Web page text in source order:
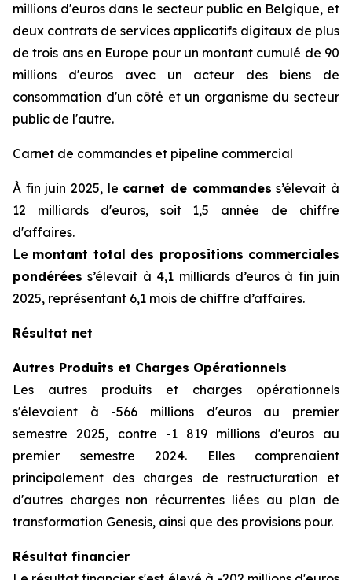
millions d'euros dans le secteur public en Belgique, et
deux contrats de services applicatifs digitaux de plus
de trois ans en Europe pour un montant cumulé de 90
millions d'euros avec un acteur des biens de
consommation d'un côté et un organisme du secteur
public de l'autre.
Carnet de commandes et pipeline commercial
À fin juin 2025, le carnet de commandes s’élevait à
12 milliards d'euros, soit 1,5 année de chiffre
d'affaires.
Le montant total des propositions commerciales
pondérées s’élevait à 4,1 milliards d’euros à fin juin
2025, représentant 6,1 mois de chiffre d’affaires.
Résultat net
Autres Produits et Charges Opérationnels
Les autres produits et charges opérationnels
s'élevaient à -566 millions d'euros au premier
semestre 2025, contre -1 819 millions d'euros au
premier semestre 2024. Elles comprenaient
principalement des charges de restructuration et
d'autres charges non récurrentes liées au plan de
transformation Genesis, ainsi que des provisions pour.
Résultat financier